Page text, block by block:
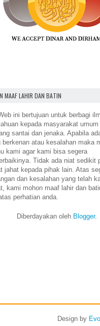
MAAF LAHIR DAN BATIN
ini bertujuan untuk berbagi
kepada masyarakat umum
santai dan jenaka. Apabila
berkenan atau kesalahan maka
kami agar kami bisa segera
Tidak ada niat sedikit
jahat kepada pihak lain. Atas
dan kesalahan yang telah
kami mohon maaf lahir dan
perhatian anda.
Diberdayakan oleh Blogger.
Design by